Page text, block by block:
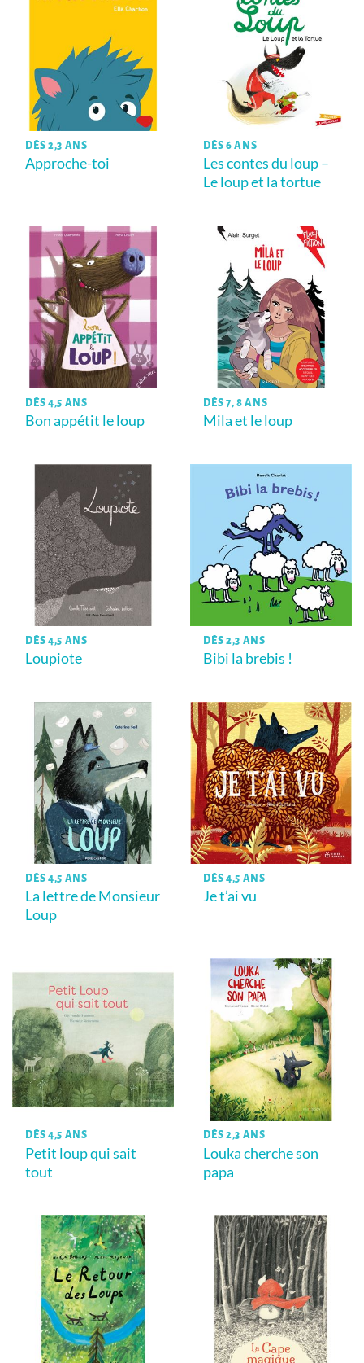
DÈS 2,3 ANS
Approche-toi
DÈS 6 ANS
Les contes du loup –
Le loup et la tortue
DÈS 4,5 ANS
Bon appétit le loup
DÈS 7, 8 ANS
Mila et le loup
DÈS 4,5 ANS
Loupiote
DÈS 2,3 ANS
Bibi la brebis !
DÈS 4,5 ANS
La lettre de Monsieur
Loup
DÈS 4,5 ANS
Je t’ai vu
DÈS 4,5 ANS
Petit loup qui sait
tout
DÈS 2,3 ANS
Louka cherche son
papa